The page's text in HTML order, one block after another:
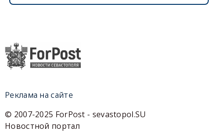
Реклама на сайте
© 2007-2025 ForPost - sevastopol.SU
Новостной портал